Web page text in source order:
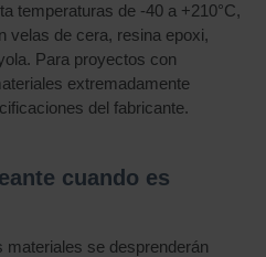
temperaturas de -40 a +210°C,
velas de cera, resina epoxi,
Para proyectos con
extremadamente
del fabricante.
cuando es
materiales se desprenderán